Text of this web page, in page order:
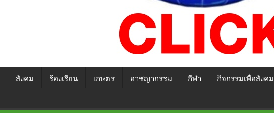
สังคม ร้องเรียน เกษตร อาชญากรรม กีฬา กิจกรรมเพื่อสังคม